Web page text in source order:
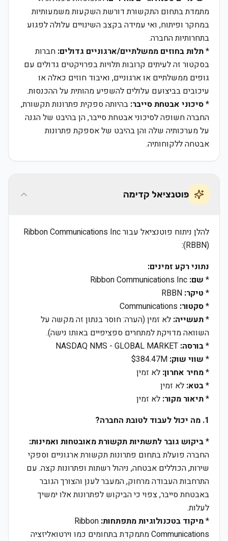
מתמדת בתחום התקשורת דורשת השקעות משמעותיות
במחקר ופיתוח, ואי עמידה בקצב השינויים עלולה לפגוע
בתחרותיות החברה.
*תלות בחוזים ממשלתיים/ארגוניים גדולים: חברות
בסקטור זה לעיתים קרובות תלויות בפרויקטים גדולים עם
גופים ממשלתיים או ארגוניים, ואיבוד חוזים כאלה או
עיכובים בביצועם עלולים להשפיע מהותית על ההכנסות.
*סיכוני אבטחת סייבר: בהיותה ספקית פתרונות תקשורת,
החברה חשופה לסיכוני אבטחת סייבר, הן בהיבט של הגנה
על מערכותיה שלה והן בהיבט של אספקת פתרונות
אבטחה ללקוחותיה.
פוטנציאל קדימה
להלן ניתוח פוטנציאל עבור Ribbon Communications Inc
(RBBN):
נתוני רקע זמינים:
* שם:
* טיקר:
*סקטור:
*תעשייה: לא זמין (הערה: חוסר בנתון זה מקשה על
השוואה מדויקת למתחרים ספציפיים באותו נישה).
*בורסה:
* שווי שוק:
*מחיר אחרון: לא זמין
*בטא: לא זמין
*תיאור מקור: לא זמין
1. מה יכול לעבוד לטובת החברה?
*ביקוש גובר לתשתיות תקשורת מאובטחות ואמינות:
החברה פועלת בתחום פתרונות תקשורת ארגוניים וספקי
שירות, הכוללים אבטחה, ניהול רשתות ופתרונות קצה. עם
התרחבות העבודה מרחוק, המעבר לענן והצורך הגובר
באבטחת סייבר, צפוי כי הביקוש לפתרונות אלו ימשיך
לעלות.
*מיקוד בטכנולוגיות מתפתחות: Ribbon
Communications מתמקדת בתחומים כמו וירטואליזציה